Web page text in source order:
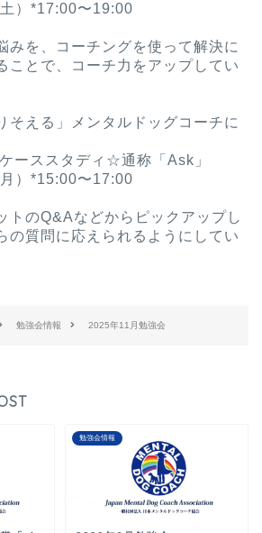
）*17:00〜19:00
みを、コーチングを使って解決に
ことで、コーチ力をアップしてい
える」メンタルドッグコーチに
ーススタディ☆通称「Ask」
）*15:00〜17:00
トのQ&Aなどからピックアップし
の質問に応えられるようにしてい
勉強会情報 2025年11月勉強会
勉強会情報